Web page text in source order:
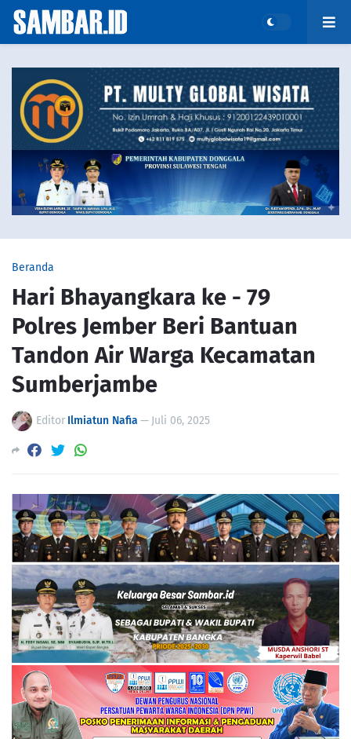
Beranda
Hari Bhayangkara ke - 79
Polres Jember Beri Bantuan
Tandon Air Warga Kecamatan
Sumberjambe
Editor Ilmiatun Nafia — Juli 06, 2025